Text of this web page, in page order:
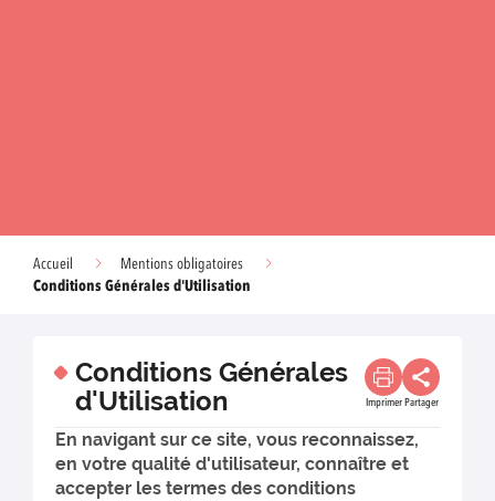
Accueil
Mentions obligatoires
Conditions Générales d'Utilisation
Conditions Générales
d'Utilisation
Imprimer Partager
En navigant sur ce site, vous reconnaissez,
en votre qualité d'utilisateur, connaître et
accepter les termes des conditions